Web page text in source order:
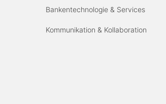
Bankentechnologie & Services
Kommunikation & Kollaboration